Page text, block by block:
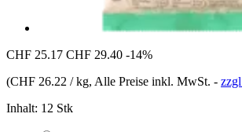
CHF 25.17 CHF 29.40 -14%
(CHF 26.22 / kg, Alle Preise inkl. MwSt. -
Inhalt: 12 Stk